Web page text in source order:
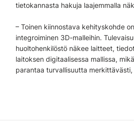
tietokannasta hakuja laajemmalla
– Toinen kiinnostava kehityskohde
integroiminen 3D-malleihin.
huoltohenkilöstö näkee laitteet,
laitoksen digitaalisessa mallissa,
parantaa turvallisuutta merkittävästi,